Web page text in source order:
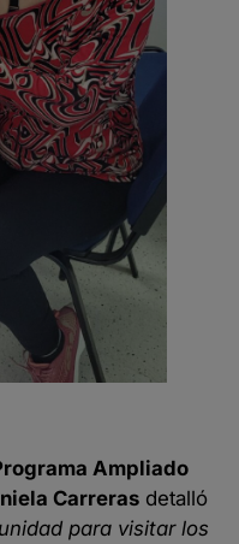
Ampliado
Carreras detalló
para visitar los